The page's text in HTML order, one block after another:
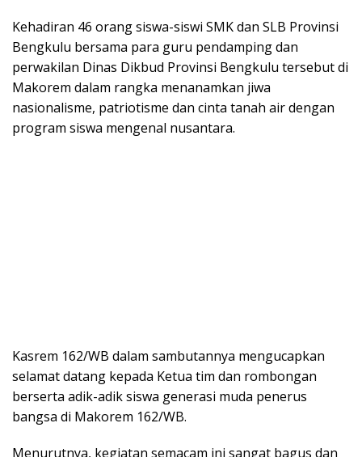
Kehadiran 46 orang siswa-siswi SMK dan SLB Provinsi
Bengkulu bersama para guru pendamping dan
perwakilan Dinas Dikbud Provinsi Bengkulu tersebut di
Makorem dalam rangka menanamkan jiwa
nasionalisme, patriotisme dan cinta tanah air dengan
program siswa mengenal nusantara.
Kasrem 162/WB dalam sambutannya mengucapkan
selamat datang kepada Ketua tim dan rombongan
berserta adik-adik siswa generasi muda penerus
bangsa di Makorem 162/WB.
Menurutnya, kegiatan semacam ini sangat bagus dan